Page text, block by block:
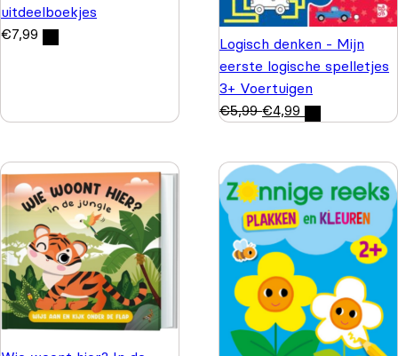
uitdeelboekjes
€7,99
Logisch denken - Mijn
eerste logische spelletjes
3+ Voertuigen
€5,99 €4,99